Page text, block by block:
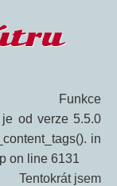
je od verze 5.5.0
in
on line 6131
Tentokrát jsem